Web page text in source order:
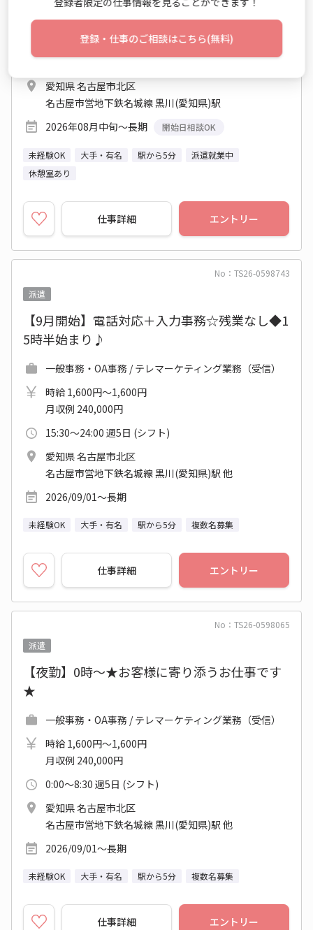
時給 1,350円～1,350円
月収例 202,500円
愛知県 名古屋市北区
名古屋市営地下鉄名城線 黒川(愛知県)駅
2026年08月中旬～長期
開始日相談OK
未経験OK 大手・有名 駅から5分
派遣就業中
休憩室あり
仕事詳細 エントリー
No：TS26-0598743
派遣
【9月開始】電話対応＋入力事務☆残業なし◆1
5時半始まり♪
一般事務・OA事務 / テレマーケティング業務（受信）
時給 1,600円～1,600円
月収例 240,000円
15:30～24:00 週5日 (シフト)
愛知県 名古屋市北区
名古屋市営地下鉄名城線 黒川(愛知県)駅 他
2026/09/01～長期
未経験OK 大手・有名 駅から5分 複数名募集
仕事詳細 エントリー
No：TS26-0598065
派遣
【夜勤】0時～★お客様に寄り添うお仕事です
★
一般事務・OA事務 / テレマーケティング業務（受信）
時給 1,600円～1,600円
月収例 240,000円
0:00～8:30 週5日 (シフト)
愛知県 名古屋市北区
名古屋市営地下鉄名城線 黒川(愛知県)駅 他
2026/09/01～長期
未経験OK 大手・有名 駅から5分 複数名募集
仕事詳細 エントリー
登録・仕事のご相談はこちら(無料)